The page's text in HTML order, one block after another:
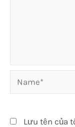
Name*
Lưu tên của